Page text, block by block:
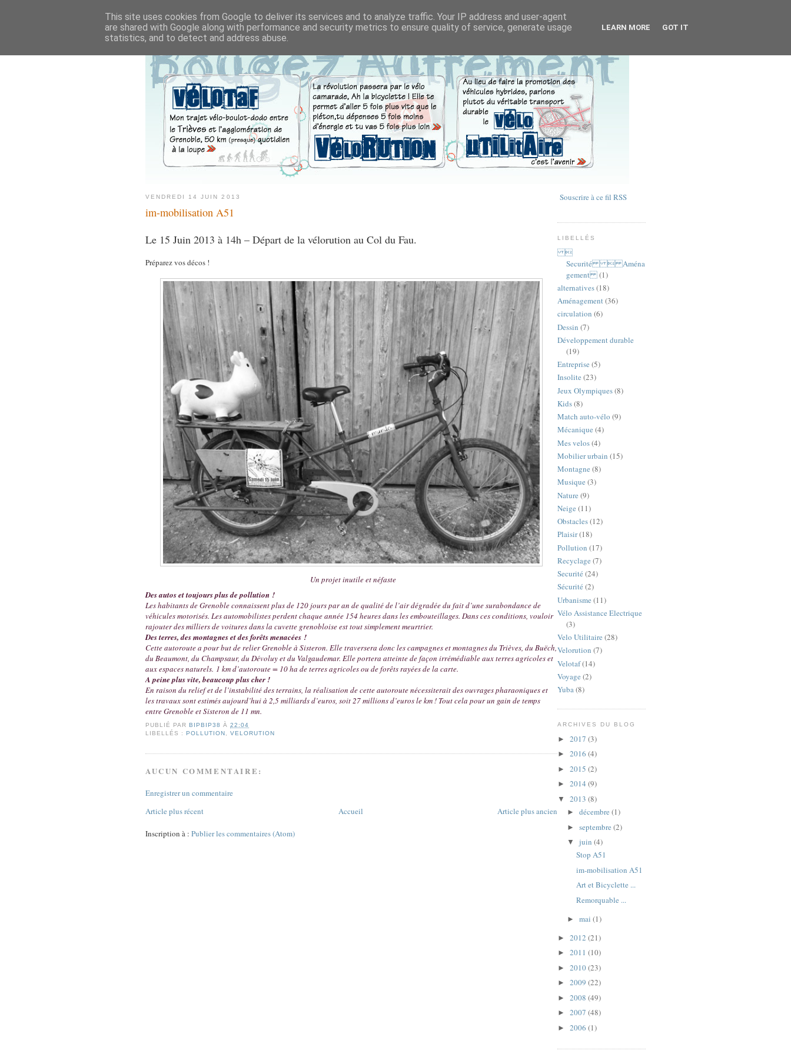
VENDREDI 14 JUIN 2013
im-mobilisation A51
Le 15 Juin 2013 à 14h – Départ de la vélorution au Col du Fau.
Préparez vos décos !
Un projet inutile et néfaste
Des autos et toujours plus de pollution !
Les habitants de Grenoble connaissent plus de 120 jours par an de qualité de l’air dégradée du fait d’une surabondance de
véhicules motorisés. Les automobilistes perdent chaque année 154 heures dans les embouteillages. Dans ces conditions, vouloir
rajouter des milliers de voitures dans la cuvette grenobloise est tout simplement meurtrier.
Des terres, des montagnes et des forêts menacées !
Cette autoroute a pour but de relier Grenoble à Sisteron. Elle traversera donc les campagnes et montagnes du Trièves, du Buëch,
du Beaumont, du Champsaur, du Dévoluy et du Valgaudemar. Elle portera atteinte de façon irrémédiable aux terres agricoles et
aux espaces naturels. 1 km d’autoroute = 10 ha de terres agricoles ou de forêts rayées de la carte.
A peine plus vite, beaucoup plus cher !
En raison du relief et de l’instabilité des terrains, la réalisation de cette autoroute nécessiterait des ouvrages pharaoniques et
les travaux sont estimés aujourd’hui à 2,5 milliards d’euros, soit 27 millions d’euros le km ! Tout cela pour un gain de temps
entre Grenoble et Sisteron de 11 mn.
PUBLIÉ PARBIPBIP38 À22:04
LIBELLÉS :POLLUTION ,VELORUTION
AUCUN COMMENTAIRE:
Enregistrer un commentaire
Article plus récent
Article plus ancien
Accueil
Inscription à : Publier les commentaires (Atom)
Souscrire à ce fil RSS
LIBELLÉS

Securité  Aména
gement(1)
alternatives(18)
Aménagement(36)
circulation (6)
Dessin (7)
Développement durable
(19)
Entreprise (5)
Insolite (23)
Jeux Olympiques(8)
Kids(8)
Match auto-vélo (9)
Mécanique (4)
Mes velos(4)
Mobilier urbain (15)
Montagne (8)
Musique (3)
Nature (9)
Neige (11)
Obstacles(12)
Plaisir(18)
Pollution (17)
Recyclage (7)
Securité (24)
Sécurité (2)
Urbanisme (11)
Vélo Assistance Electrique
(3)
Velo Utilitaire (28)
Velorution (7)
Velotaf(14)
Voyage (2)
Yuba(8)
ARCHIVES DU BLOG
► 2017 (3)
► 2016 (4)
► 2015 (2)
► 2014 (9)
▼ 2013 (8)
► décembre (1)
► septembre (2)
▼ juin (4)
Stop A51
im-mobilisation A51
Art et Bicyclette ...
Remorquable ...
► mai (1)
► 2012 (21)
► 2011 (10)
► 2010(23)
► 2009 (22)
► 2008 (49)
► 2007 (48)
► 2006 (1)
This site uses cookies from Google to deliver its services and to analyze traffic. Your IP address and user-agent
are shared with Google along with performance and security metrics to ensure quality of service, generate usage
statistics, and to detect and address abuse.
LEARN MORE GOT IT